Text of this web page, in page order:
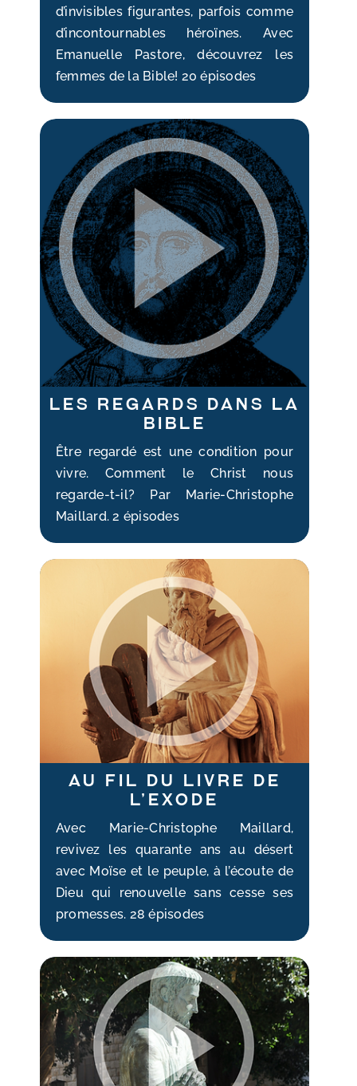
d’invisibles figurantes, parfois comme
d’incontournables héroïnes. Avec
Emanuelle Pastore, découvrez les
femmes de la Bible! 20 épisodes
Les regards dans la
Bible
Être regardé est une condition pour
vivre. Comment le Christ nous
regarde-t-il? Par Marie-Christophe
Maillard. 2 épisodes
Au fil du livre de
l’Exode
Avec Marie-Christophe Maillard,
revivez les quarante ans au désert
avec Moïse et le peuple, à l’écoute de
Dieu qui renouvelle sans cesse ses
promesses. 28 épisodes